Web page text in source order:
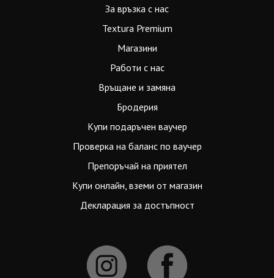
За връзка с нас
Textura Premium
Магазини
Работи с нас
Връщане и замяна
Бродерия
Купи подаръчен ваучер
Проверка на баланс по ваучер
Препоръчай на приятел
Купи онлайн, вземи от магазин
Декларация за достъпност